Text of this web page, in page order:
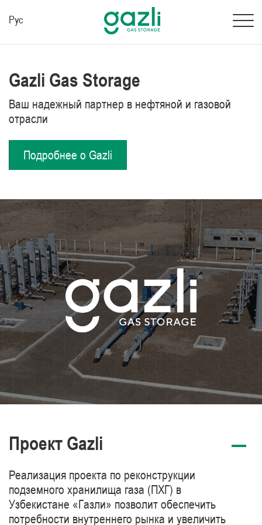
Рус
Gazli Gas Storage
Ваш надежный партнер в нефтяной и газовой
отрасли
Подробнее о Gazli
Проект Gazli
Реализация проекта по реконструкции
подземного хранилища газа (ПХГ) в
Узбекистане «Газли» позволит обеспечить
потребности внутреннего рынка и увеличить